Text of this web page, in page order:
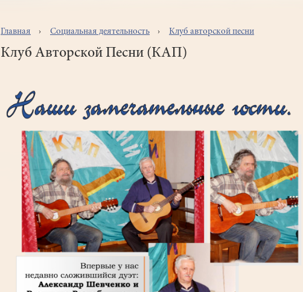
Строка
навигации
Главная Социальная деятельность Клуб авторской песни
Клуб Авторской Песни (КАП)